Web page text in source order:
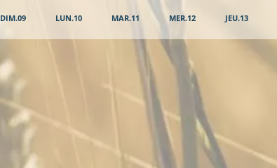
DIM.09 LUN.10 MAR.11 MER.12 JEU.13